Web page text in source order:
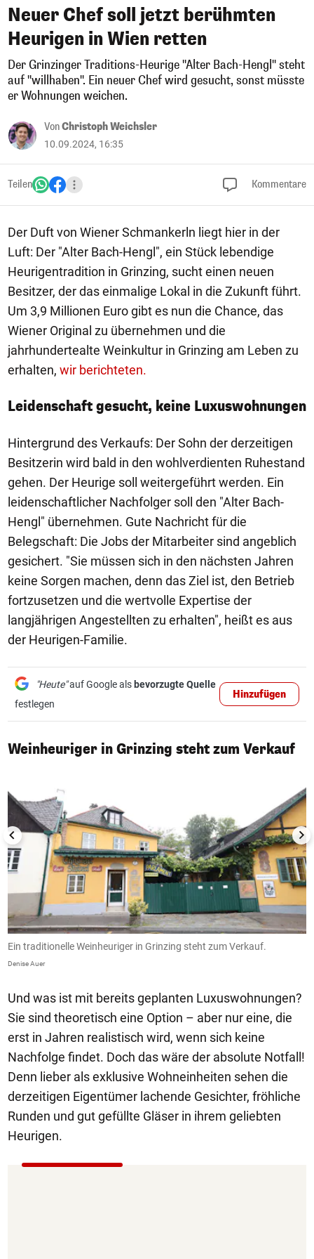
Neuer Chef soll jetzt berühmten
Heurigen in Wien retten
Der Grinzinger Traditions-Heurige "Alter Bach-Hengl" steht
auf "willhaben". Ein neuer Chef wird gesucht, sonst müsste
er Wohnungen weichen.
VonChristoph Weichsler
10.09.2024, 16:35
Teilen Kommentare
Der Duft von Wiener Schmankerln liegt hier in der
Luft: Der "Alter Bach-Hengl", ein Stück lebendige
Heurigentradition in Grinzing, sucht einen neuen
Besitzer, der das einmalige Lokal in die Zukunft führt.
Um 3,9 Millionen Euro gibt es nun die Chance, das
Wiener Original zu übernehmen und die
jahrhundertealte Weinkultur in Grinzing am Leben zu
erhalten, wir berichteten.
Leidenschaft gesucht, keine Luxuswohnungen
Hintergrund des Verkaufs: Der Sohn der derzeitigen
Besitzerin wird bald in den wohlverdienten Ruhestand
gehen. Der Heurige soll weitergeführt werden. Ein
leidenschaftlicher Nachfolger soll den "Alter Bach-
Hengl" übernehmen. Gute Nachricht für die
Belegschaft: Die Jobs der Mitarbeiter sind angeblich
gesichert. "Sie müssen sich in den nächsten Jahren
keine Sorgen machen, denn das Ziel ist, den Betrieb
fortzusetzen und die wertvolle Expertise der
langjährigen Angestellten zu erhalten", heißt es aus
der Heurigen-Familie.
"Heute"auf Google als bevorzugte Quelle
festlegen
Hinzufügen
Weinheuriger in Grinzing steht zum Verkauf
1/4
Ein traditionelle Weinheuriger in Grinzing steht zum Verkauf.
Denise Auer
Und was ist mit bereits geplanten Luxuswohnungen?
Sie sind theoretisch eine Option – aber nur eine, die
erst in Jahren realistisch wird, wenn sich keine
Nachfolge findet. Doch das wäre der absolute Notfall!
Denn lieber als exklusive Wohneinheiten sehen die
derzeitigen Eigentümer lachende Gesichter, fröhliche
Runden und gut gefüllte Gläser in ihrem geliebten
Heurigen.